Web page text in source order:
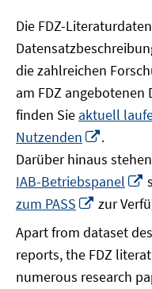
Die FDZ-
die zahlreichen
am FDZ
finden Sie aktuell
Nutzenden
neuem
Fenster
öffnen
.
Darüber hinaus
IAB-Betriebspanel
zum PASS
In
Fenster
öffnen
zur
Apart from dataset
reports, the FDZ
numerous research